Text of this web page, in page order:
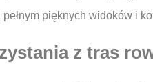
pięknych widoków i
z tras